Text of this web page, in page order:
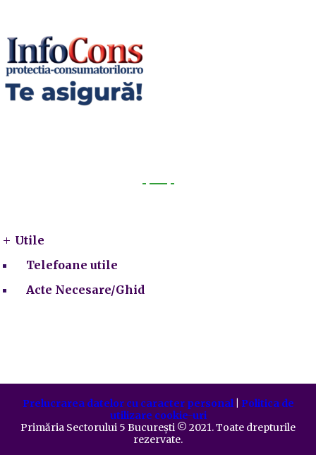
Utile
Telefoane utile
Acte Necesare/Ghid
Prelucrarea datelor cu caracter personal| Politica de
utilizare cookie-uri
Primăria Sectorului 5 București ©️ 2021. Toate drepturile
rezervate.